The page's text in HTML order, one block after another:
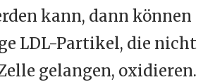
kann, dann können
LDL-Partikel, die nicht
gelangen, oxidieren.